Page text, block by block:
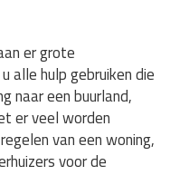
er grote
alle hulp gebruiken die
naar een buurland,
er veel worden
van een woning,
voor de